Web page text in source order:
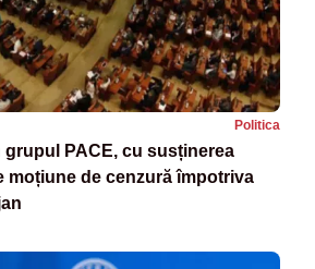
Politica
grupul PACE, cu susținerea
moțiune de cenzură împotriva